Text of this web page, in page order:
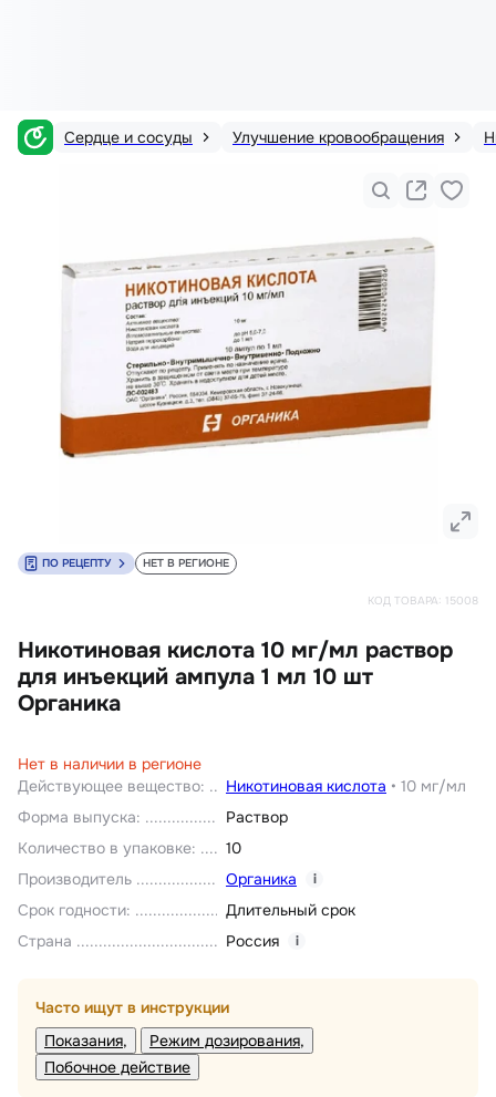
Сердце и сосуды Улучшение кровообращения
КОД ТОВАРА: 15008
Никотиновая кислота 10 мг/мл раствор
для инъекций ампула 1 мл 10 шт
Органика
ПО РЕЦЕПТУ НЕТ В РЕГИОНЕ
Действующее вещество: Никотиновая кислота • 10 мг/мл
Форма выпуска:
Раствор
Количество в упаковке:
10
Производитель
Органика i
Срок годности:
Длительный срок
Страна
Россия i
Часто ищут в инструкции
Показания
Режим дозирования
Побочное действие
Нет в наличии в регионе